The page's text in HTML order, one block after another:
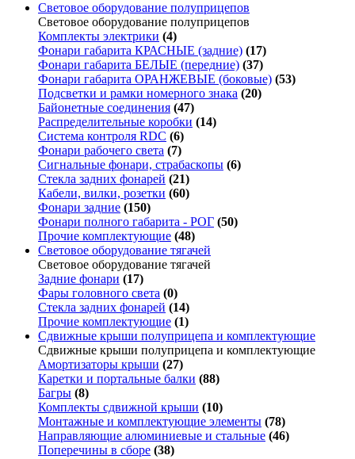
Световое оборудование полуприцепов
Световое оборудование полуприцепов
Комплекты электрики (4)
Фонари габарита КРАСНЫЕ (задние) (17)
Фонари габарита БЕЛЫЕ (передние) (37)
Фонари габарита ОРАНЖЕВЫЕ (боковые) (53)
Подсветки и рамки номерного знака (20)
Байонетные соединения (47)
Распределительные коробки (14)
Система контроля RDC (6)
Фонари рабочего света (7)
Сигнальные фонари, страбаскопы (6)
Стекла задних фонарей (21)
Кабели, вилки, розетки (60)
Фонари задние (150)
Фонари полного габарита - РОГ (50)
Прочие комплектующие (48)
Световое оборудование тягачей
Световое оборудование тягачей
Задние фонари (17)
Фары головного света (0)
Стекла задних фонарей (14)
Прочие комплектующие (1)
Сдвижные крыши полуприцепа и комплектующие
Сдвижные крыши полуприцепа и комплектующие
Амортизаторы крыши (27)
Каретки и портальные балки (88)
Багры (8)
Комплекты сдвижной крыши (10)
Монтажные и комплектующие элементы (78)
Направляющие алюминиевые и стальные (46)
Поперечины в сборе (38)